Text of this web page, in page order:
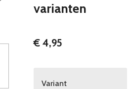
varianten
€ 4,95
Variant